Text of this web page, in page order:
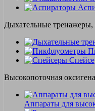
Дыхательные
Высокопоточная
Аппараты для